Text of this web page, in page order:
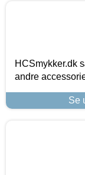
HCSmykker.dk
andre
Se